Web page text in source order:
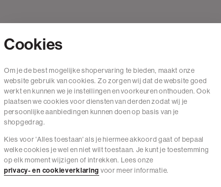
Mail ons
020 - 3412 650
Van maandag t/m vrijdag van 8.30 uur tot 18.00 uur.
Service
Wij zijn The Sting
Cookies
Om je de best mogelijke shopervaring te bieden, maakt onze
website gebruik van cookies. Zo zorgen wij dat de website goed
werkt en kunnen we je instellingen en voorkeuren onthouden. Ook
plaatsen we cookies voor diensten van derden zodat wij je
persoonlijke aanbiedingen kunnen doen op basis van je
shopgedrag.
Kies voor 'Alles toestaan' als je hiermee akkoord gaat of bepaal
welke cookies je wel en niet wilt toestaan. Je kunt je toestemming
op elk moment wijzigen of intrekken. Lees onze
privacy- en cookieverklaring voor meer informatie.